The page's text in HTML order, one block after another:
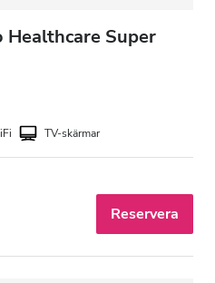
Healthcare Super
TV-skärmar
Reservera